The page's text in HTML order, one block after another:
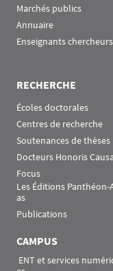
Marchés publics
Annuaire
Enseignants chercheurs
RECHERCHE
Écoles doctorales
Centres de recherche
Soutenances de thèses
Docteurs Honoris Causa
Focus
Les Éditions Panthéon-
as
Publications
CAMPUS